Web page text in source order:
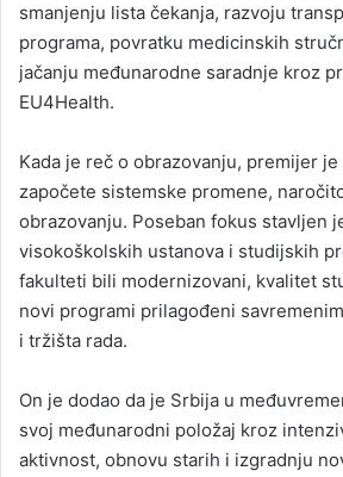
smanjenju lista čekanja, razvoju
programa, povratku medicinskih
jačanju međunarodne saradnje kroz
EU4Health.
Kada je reč o obrazovanju, premijer je
započete sistemske promene,
obrazovanju. Poseban fokus stavljen
visokoškolskih ustanova i studijskih
fakulteti bili modernizovani, kvalitet
novi programi prilagođeni
i tržišta rada.
On je dodao da je Srbija u
svoj međunarodni položaj kroz
aktivnost, obnovu starih i izgradnju